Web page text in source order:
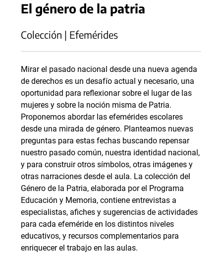
El género de la patria
Colección | Efemérides
Mirar el pasado nacional desde una nueva agenda
de derechos es un desafío actual y necesario, una
oportunidad para reflexionar sobre el lugar de las
mujeres y sobre la noción misma de Patria.
Proponemos abordar las efemérides escolares
desde una mirada de género. Planteamos nuevas
preguntas para estas fechas buscando repensar
nuestro pasado común, nuestra identidad nacional,
y para construir otros símbolos, otras imágenes y
otras narraciones desde el aula. La colección del
Género de la Patria, elaborada por el Programa
Educación y Memoria, contiene entrevistas a
especialistas, afiches y sugerencias de actividades
para cada efeméride en los distintos niveles
educativos, y recursos complementarios para
enriquecer el trabajo en las aulas.